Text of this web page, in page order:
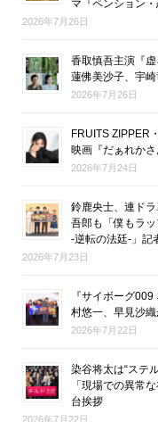
マ『ペンション
2026年7月26日
香取慎吾主演『
蓮佛美沙子、宇
2026年7月26日
FRUITS ZIPPER
映画『だぁれか
2026年7月24日
鈴鹿央士、連ド
吾郎も「僕もラ
-逆転の法廷-」記
2026年7月23日
『サイボーグ
村悠一、早見沙
2026年7月22日
染谷将太は“ステ
「現場での異常
台挨拶
2026年7月22日